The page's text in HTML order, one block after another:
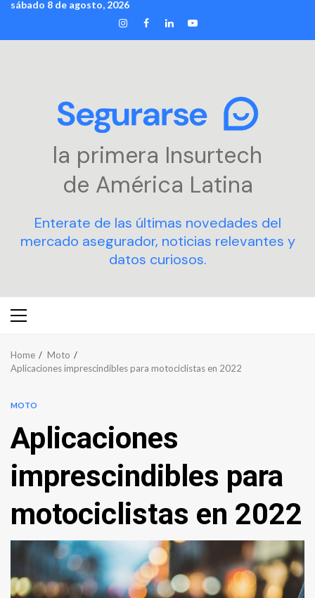
Skip
content
sábado 8 de agosto, 2026
INSTAGRAM
FACEBOOK
LINKEDIN
YOUTUBE
la primera Insurtech
de América Latina
Enterate de las últimas novedades del
mercado asegurador, noticias relevantes y
datos curiosos.
Primary
Home
Moto
Aplicaciones imprescindibles para motociclistas en 2022
MOTO
Aplicaciones
imprescindibles para
motociclistas en 2022